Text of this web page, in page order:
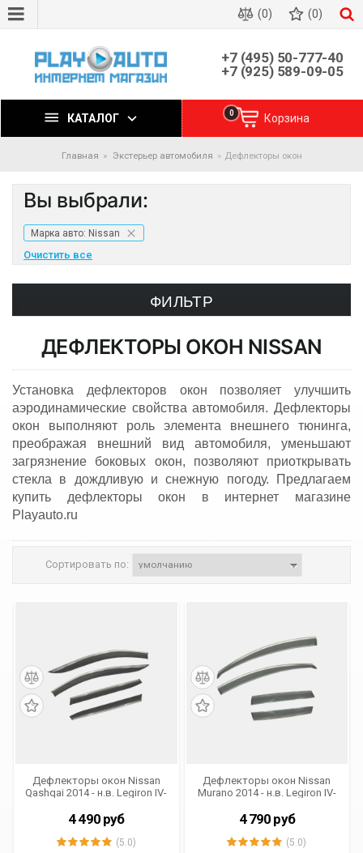
(0) (0)
+7 (495) 50-777-40
+7 (925) 589-09-05
КАТАЛОГ Корзина
0
Главная Экстерьер автомобиля Дефлекторы окон
Вы выбрали:
Марка авто: Nissan
Очистить все
ФИЛЬТР
ДЕФЛЕКТОРЫ ОКОН NISSAN
Установка дефлекторов окон позволяет улучшить
аэродинамические свойства автомобиля. Дефлекторы
окон выполняют роль элемента внешнего тюнинга,
преображая внешний вид автомобиля, уменьшают
загрязнение боковых окон, позволяют приоткрывать
стекла в дождливую и снежную погоду. Предлагаем
купить дефлекторы окон в интернет магазине
Playauto.ru
Сортировать по:
Дефлекторы окон Nissan
Qashqai 2014 - н.в. Legiron IV-
хром (OEM)
4 490 руб
(5.0)
Дефлекторы окон Nissan
Murano 2014 - н.в. Legiron IV-
хром (OEM)
4 790 руб
(5.0)